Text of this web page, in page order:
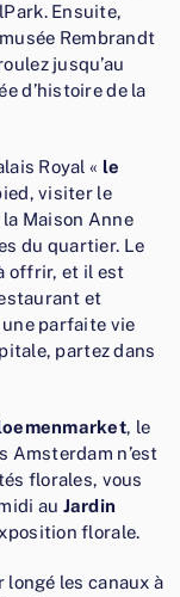
Ensuite,
Rembrandt
jusqu’au
d’histoire de la
Royal « le
visiter le
Maison Anne
du quartier. Le
offrir, et il est
et
parfaite vie
partez dans
, le
Amsterdam n’est
florales, vous
au Jardin
florale.
longé les canaux à